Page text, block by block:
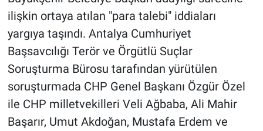
ilişkin ortaya atılan "para talebi" iddiaları
yargıya taşındı. Antalya Cumhuriyet
Başsavcılığı Terör ve Örgütlü Suçlar
Soruşturma Bürosu tarafından yürütülen
soruşturmada CHP Genel Başkanı Özgür Özel
ile CHP milletvekilleri Veli Ağbaba, Ali Mahir
Başarır, Umut Akdoğan, Mustafa Erdem ve